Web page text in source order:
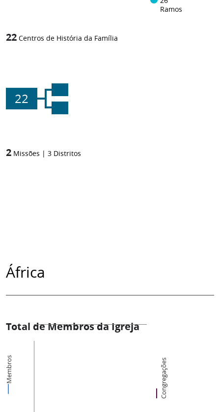
Ramos
22 Centros de História da Família
22
2 Missões | 3 Distritos
África
Total de Membros da Igreja
Membros Congregações